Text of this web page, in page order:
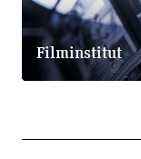
Filminstitut